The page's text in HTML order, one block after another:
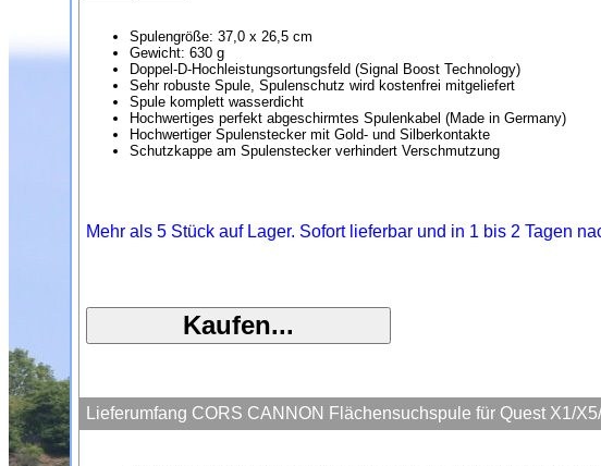
Spulengröße: 37,0 x 26,5 cm
Gewicht: 630 g
Doppel-D-Hochleistungsortungsfeld (Signal Boost Technology)
Sehr robuste Spule, Spulenschutz wird kostenfrei mitgeliefert
Spule komplett wasserdicht
Hochwertiges perfekt abgeschirmtes Spulenkabel (Made in Germany)
Hochwertiger Spulenstecker mit Gold- und Silberkontakte
Schutzkappe am Spulenstecker verhindert Verschmutzung
Mehr als 5 Stück auf Lager. Sofort lieferbar und in 1 bis 2 Tagen
Lieferumfang CORS CANNON Flächensuchspule für Quest X1/